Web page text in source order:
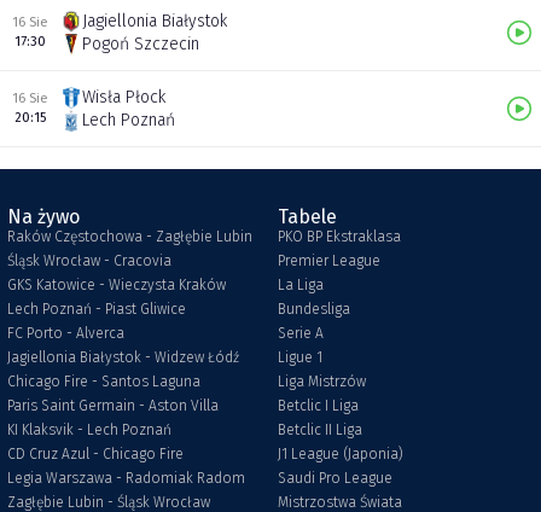
16 Sie
17:30
Jagiellonia Białystok
Pogoń Szczecin
16 Sie
20:15
Wisła Płock
Lech Poznań
Na żywo
Raków Częstochowa - Zagłębie Lubin
Śląsk Wrocław - Cracovia
GKS Katowice - Wieczysta Kraków
Lech Poznań - Piast Gliwice
FC Porto - Alverca
Jagiellonia Białystok - Widzew Łódź
Chicago Fire - Santos Laguna
Paris Saint Germain - Aston Villa
KI Klaksvik - Lech Poznań
CD Cruz Azul - Chicago Fire
Legia Warszawa - Radomiak Radom
Zagłębie Lubin - Śląsk Wrocław
Tabele
PKO BP Ekstraklasa
Premier League
La Liga
Bundesliga
Serie A
Ligue 1
Liga Mistrzów
Betclic I Liga
Betclic II Liga
J1 League (Japonia)
Saudi Pro League
Mistrzostwa Świata